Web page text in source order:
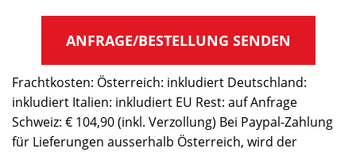
ANFRAGE/BESTELLUNG SENDEN
Frachtkosten: Österreich: inkludiert Deutschland:
inkludiert Italien: inkludiert EU Rest: auf Anfrage
Schweiz: € 104,90 (inkl. Verzollung) Bei Paypal-Zahlung
für Lieferungen ausserhalb Österreich, wird der